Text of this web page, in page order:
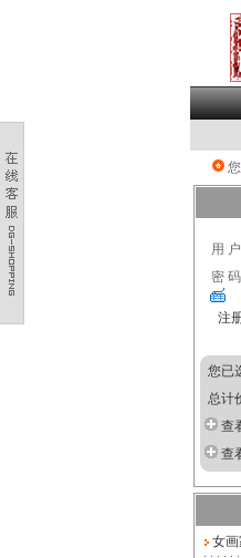
用 户
密 码
注
您已
总计
查
查
女